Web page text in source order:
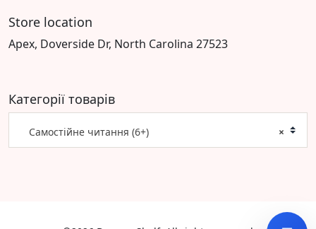
Store location
Apex, Doverside Dr, North Carolina 27523
Категорії товарів
×
Самостійне читання (6+)